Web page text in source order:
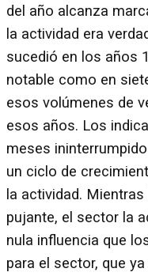
del año alcanza
la actividad era
sucedió en los años
notable como en
esos volúmenes de
esos años. Los
meses
un ciclo de
la actividad.
pujante, el sector la
nula influencia que
para el sector, que